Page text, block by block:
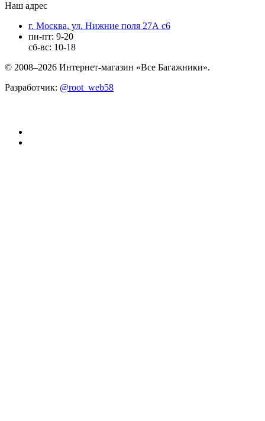
Наш адрес
г. Москва, ул. Нижние поля 27А с6
пн-пт: 9-20
сб-вс: 10-18
© 2008–2026 Интернет-магазин «Все Багажники».
Разработчик: @root_web58